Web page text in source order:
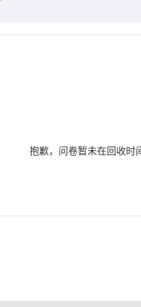
抱歉，问卷暂未在回收时